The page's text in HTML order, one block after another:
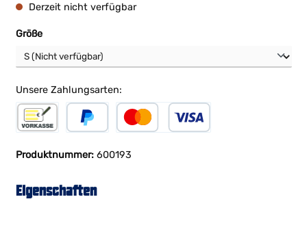
Derzeit nicht verfügbar
Größeauswählen
Unsere Zahlungsarten:
Produktnummer: 600193
Eigenschaften